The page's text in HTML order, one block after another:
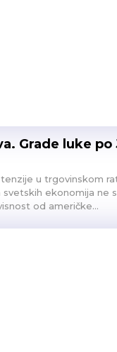
Grade luke po
u trgovinskom
ekonomija ne spava. Iako
od američke...